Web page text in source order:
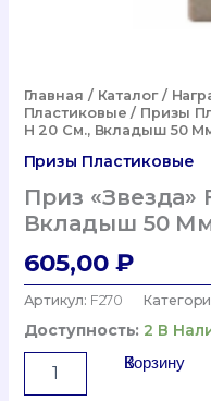
Главная / Каталог/
Пластиковые / Призы
H 20 См., Вкладыш 50
Призы Пластиковые
Приз «Звезда»
Вкладыш 50
605,00 ₽
Артикул: F270
Доступность: 2 В
Количество
Товара
В Корзину